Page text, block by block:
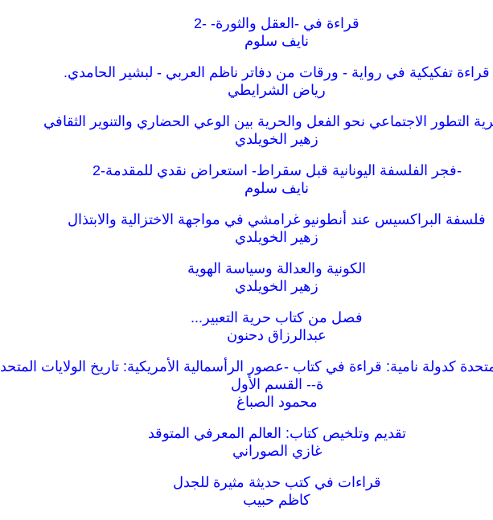
قراءة في -العقل والثورة- -2
نايف سلوم
قراءة تفكيكية في رواية - ورقات من دفاتر ناظم العربي - لبشير الحامدي.
رياض الشرايطي
التطور الاجتماعي نحو الفعل والحرية بين الوعي الحضاري والتنوير الثقافي
زهير الخويلدي
-فجر الفلسفة اليونانية قبل سقراط- استعراض نقدي للمقدمة-2
نايف سلوم
فلسفة البراكسيس عند أنطونيو غرامشي في مواجهة الاختزالية والابتذال
زهير الخويلدي
الكونية والعدالة وسياسة الهوية
زهير الخويلدي
فصل من كتاب حرية التعبير...
عبدالرزاق دحنون
كدولة نامية: قراءة في كتاب -عصور الرأسمالية الأمريكية: تاريخ الولايات المتحد
ة-- القسم الأول
محمود الصباغ
تقديم وتلخيص كتاب: العالم المعرفي المتوقد
غازي الصوراني
قراءات في كتب حديثة مثيرة للجدل
كاظم حبيب